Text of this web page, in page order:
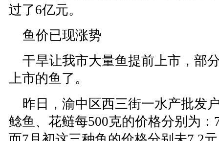
过了6亿元。
鱼价已现涨势
干旱让我市大量鱼提前上市，部
上市的鱼了。
昨日，渝中区西三街一水产批发
鲶鱼、花鲢每500克的价格分别为：